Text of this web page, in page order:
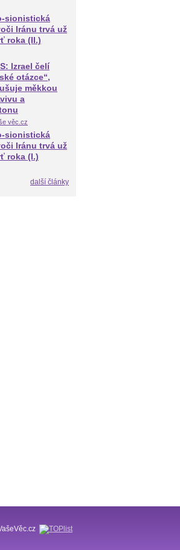
sionistická
Iránu trvá už
roka (II.)
Izrael čelí
otázce“,
měkkou
a
věc.cz
sionistická
Iránu trvá už
roka (I.)
další články